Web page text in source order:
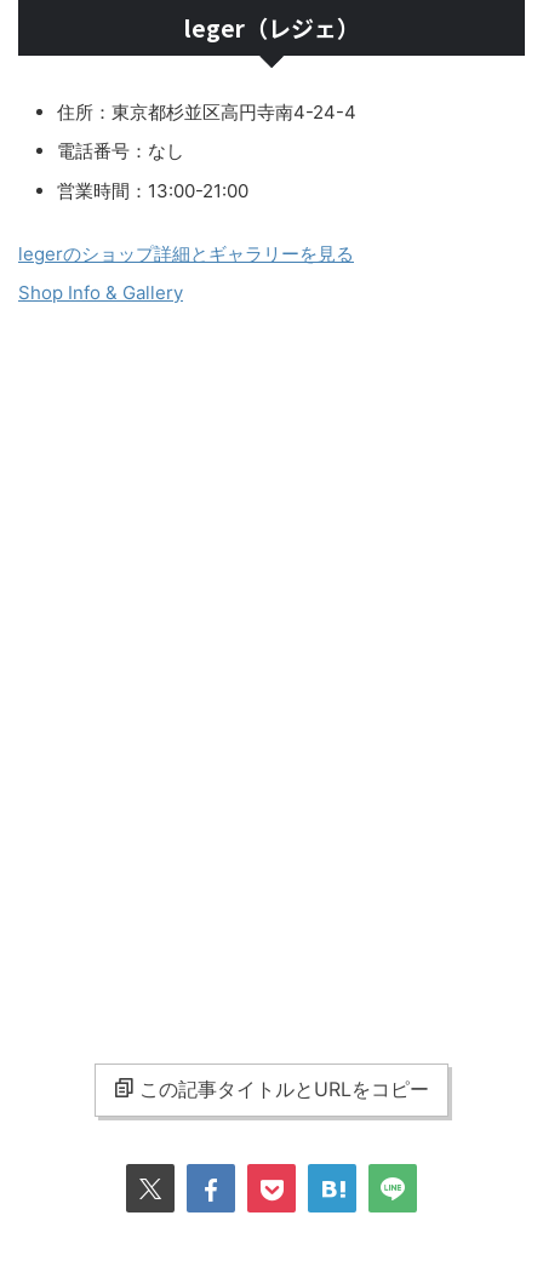
leger（レジェ）
住所：東京都杉並区高円寺南4-24-4
電話番号：なし
営業時間：13:00-21:00
legerのショップ詳細とギャラリーを見る
Shop Info & Gallery
この記事タイトルとURLをコピー